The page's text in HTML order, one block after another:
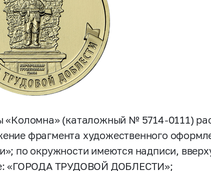
«Коломна» (каталожный № 5714-0111)
фрагмента художественного
по окружности имеются надписи,
«ГОРОДА ТРУДОВОЙ ДОБЛЕСТИ»;